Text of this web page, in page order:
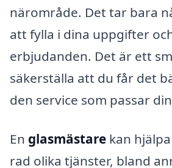
närområde. Det tar bara
att fylla i dina uppgifter
erbjudanden. Det är ett
säkerställa att du får det
den service som passar
En glasmästare kan
rad olika tjänster, bland